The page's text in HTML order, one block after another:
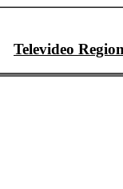
Televideo